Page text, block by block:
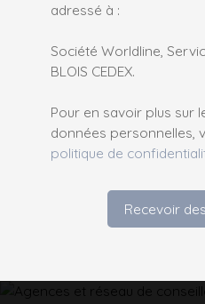
adressé à :
Société Worldline,
BLOIS CEDEX.
Pour en savoir plus sur
données personnelles,
politique de
Recevoir